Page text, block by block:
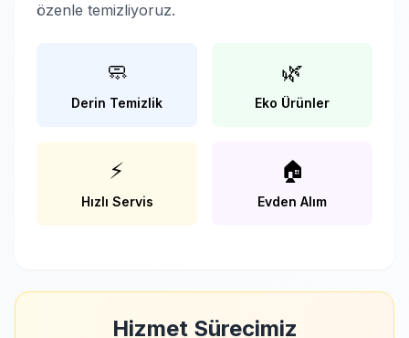
özenle temizliyoruz.
🧼
Derin Temizlik
🌿
Eko Ürünler
⚡
Hızlı Servis
🏠
Evden Alım
Hizmet Sürecimiz